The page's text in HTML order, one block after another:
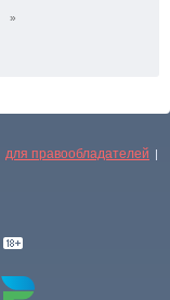
»
для правообладателей |